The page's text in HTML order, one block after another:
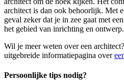
architect is dan ook behoorlijk. Met
geval zeker dat je in zee gaat met
het gebied van inrichting en ontwerp.
Wil je meer weten over een
uitgebreide informatiepagina over
Persoonlijke tips nodig?